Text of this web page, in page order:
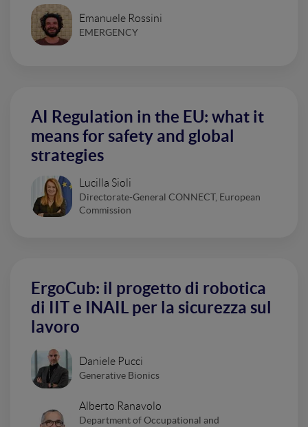
Emanuele Rossini
EMERGENCY
AI Regulation in the EU: what it
means for safety and global
strategies
Lucilla Sioli
Directorate-General CONNECT, European
Commission
ErgoCub: il progetto di robotica
di IIT e INAIL per la sicurezza sul
lavoro
Daniele Pucci
Generative Bionics
Alberto Ranavolo
Department of Occupational and